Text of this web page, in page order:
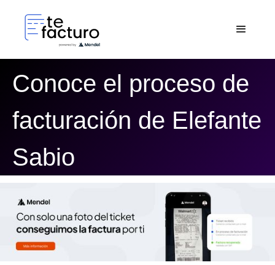
Conoce el proceso de
facturación de Elefante
Sabio